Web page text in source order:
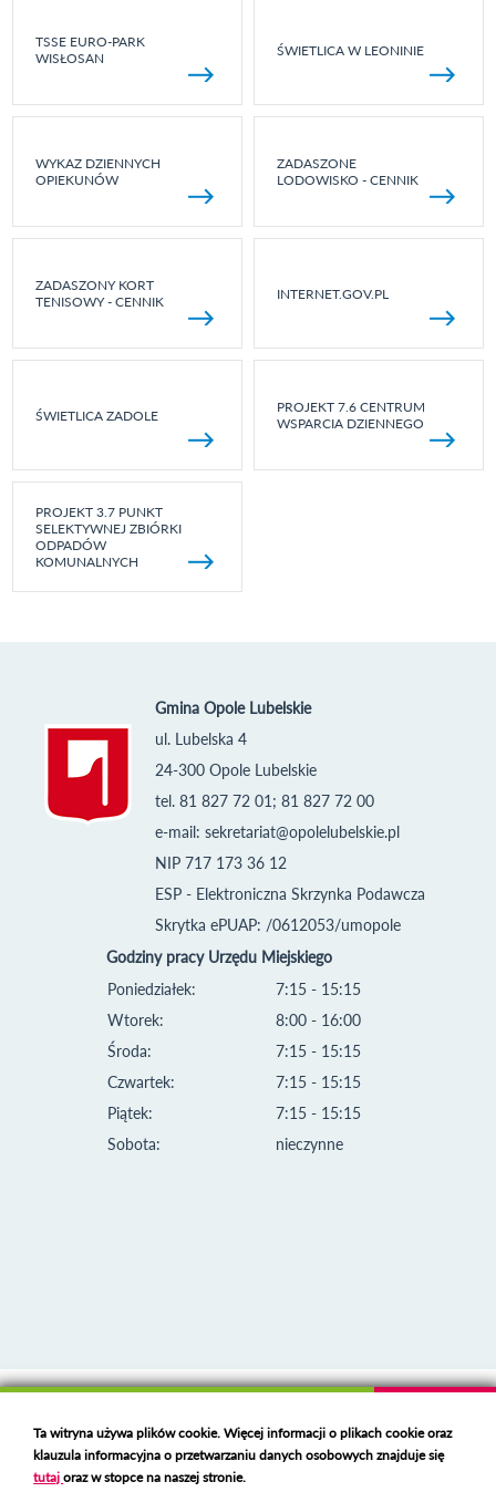
TSSE EURO-PARK
WISŁOSAN
ŚWIETLICA W LEONINIE
WYKAZ DZIENNYCH
OPIEKUNÓW
ZADASZONE
LODOWISKO - CENNIK
ZADASZONY KORT
TENISOWY - CENNIK
INTERNET.GOV.PL
ŚWIETLICA ZADOLE
PROJEKT 7.6 CENTRUM
WSPARCIA DZIENNEGO
PROJEKT 3.7 PUNKT
SELEKTYWNEJ ZBIÓRKI
ODPADÓW
KOMUNALNYCH
Gmina Opole Lubelskie
ul. Lubelska 4
24-300 Opole Lubelskie
tel. 81 827 72 01; 81 827 72 00
e-mail: sekretariat@opolelubelskie.pl
NIP 717 173 36 12
ESP - Elektroniczna Skrzynka Podawcza
Skrytka ePUAP: /0612053/umopole
Godziny pracy Urzędu Miejskiego
Poniedziałek:
Wtorek:
Środa:
Czwartek:
Piątek:
Sobota:
7:15 - 15:15
8:00 - 16:00
7:15 - 15:15
7:15 - 15:15
7:15 - 15:15
nieczynne
Deklaracja dostępności
Polski serwer RBLhttps://polspam.pl/
Ta witryna używa plików cookie. Więcej informacji o plikach cookie oraz
klauzula informacyjna o przetwarzaniu danych osobowych znajduje się
tutajoraz w stopce na naszej stronie.